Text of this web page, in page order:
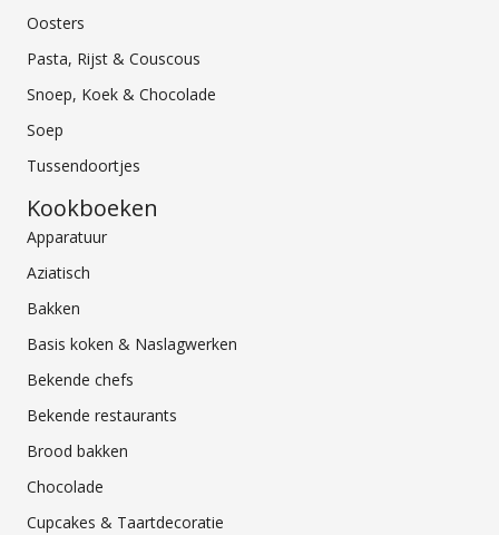
Oosters
Pasta, Rijst & Couscous
Snoep, Koek & Chocolade
Soep
Tussendoortjes
Kookboeken
Apparatuur
Aziatisch
Bakken
Basis koken & Naslagwerken
Bekende chefs
Bekende restaurants
Brood bakken
Chocolade
Cupcakes & Taartdecoratie